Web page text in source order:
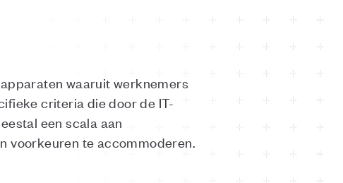
waaruit werknemers
criteria die door de IT-
een scala aan
voorkeuren te accommoderen.